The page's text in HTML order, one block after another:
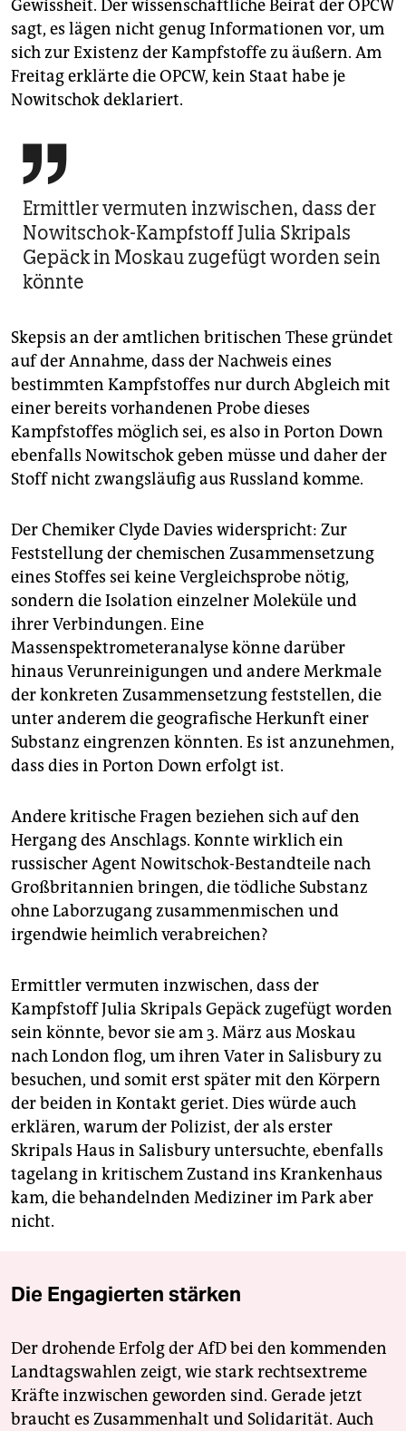
Gewissheit. Der wissenschaftliche Beirat der OPCW
sagt, es lägen nicht genug Informationen vor, um
sich zur Existenz der Kampfstoffe zu äußern. Am
Freitag erklärte die OPCW, kein Staat habe je
Nowitschok deklariert.

Ermittler vermuten inzwischen, dass der
Nowitschok-Kampfstoff Julia Skripals
Gepäck in Moskau zugefügt worden sein
könnte
Skepsis an der amtlichen britischen These gründet
auf der Annahme, dass der Nachweis eines
bestimmten Kampfstoffes nur durch Abgleich mit
einer bereits vorhandenen Probe dieses
Kampfstoffes möglich sei, es also in Porton Down
ebenfalls Nowitschok geben müsse und daher der
Stoff nicht zwangsläufig aus Russland komme.
Der Chemiker Clyde Davies widerspricht: Zur
Feststellung der chemischen Zusammensetzung
eines Stoffes sei keine Vergleichsprobe nötig,
sondern die Isolation einzelner Moleküle und
ihrer Verbindungen. Eine
Massenspektrometeranalyse könne darüber
hinaus Verunreinigungen und andere Merkmale
der konkreten Zusammensetzung feststellen, die
unter anderem die geografische Herkunft einer
Substanz eingrenzen könnten. Es ist anzunehmen,
dass dies in Porton Down erfolgt ist.
Andere kritische Fragen beziehen sich auf den
Hergang des Anschlags. Konnte wirklich ein
russischer Agent Nowi­tschok-Bestandteile nach
Großbritannien bringen, die tödliche Substanz
ohne Laborzugang zusammenmischen und
irgendwie heimlich verabreichen?
Ermittler vermuten inzwischen, dass der
Kampfstoff Julia Skripals Gepäck zugefügt worden
sein könnte, bevor sie am 3. März aus Moskau
nach London flog, um ihren Vater in Salisbury zu
besuchen, und somit erst später mit den Körpern
der beiden in Kontakt geriet. Dies würde auch
erklären, warum der Polizist, der als erster
Skripals Haus in Salisbury untersuchte, ebenfalls
tagelang in kritischem Zustand ins Krankenhaus
kam, die behandelnden Mediziner im Park aber
nicht.
Die Engagierten stärken
Der drohende Erfolg der AfD bei den kommenden
Landtagswahlen zeigt, wie stark rechtsextreme
Kräfte inzwischen geworden sind. Gerade jetzt
braucht es Zusammenhalt und Solidarität. Auch